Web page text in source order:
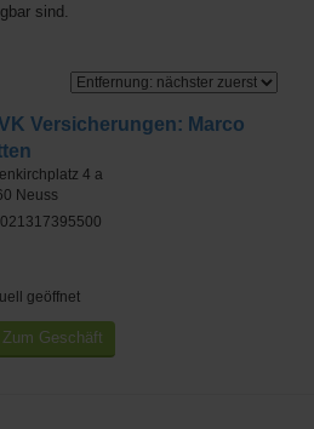
sind.
Versicherungen: Marco
4 a
Neuss
geöffnet
Zum Geschäft